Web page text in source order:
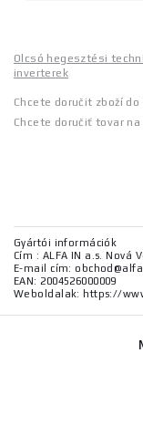
Olcsó hegesztési
inverterek
Chcete doručit zboží
Chcete doručiť tovar
Gyártói információk
Cím : ALFA IN a.s. Nová
E-mail cím:
EAN: 2004526000009
Weboldalak: https://